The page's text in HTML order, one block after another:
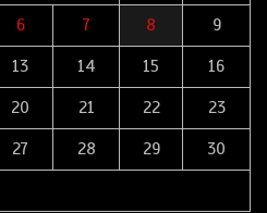
6 7 8 9
13 14 15 16
20 21 22 23
27 28 29 30